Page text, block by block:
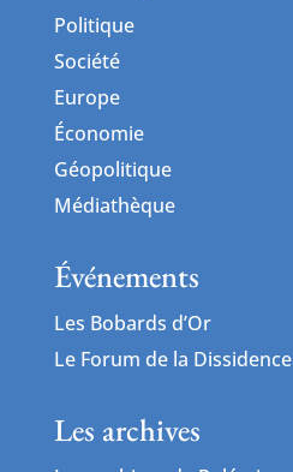
Politique
Société
Europe
Économie
Géopolitique
Médiathèque
Événements
Les Bobards d’Or
Le Forum de la Dissidence
Les archives